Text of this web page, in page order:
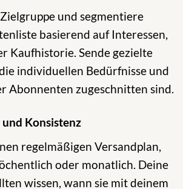
und segmentiere
basierend auf Interessen,
Kaufhistorie. Sende gezielte
individuellen Bedürfnisse und
Abonnenten zugeschnitten sind.
Konsistenz
regelmäßigen Versandplan,
oder monatlich. Deine
wissen, wann sie mit deinem